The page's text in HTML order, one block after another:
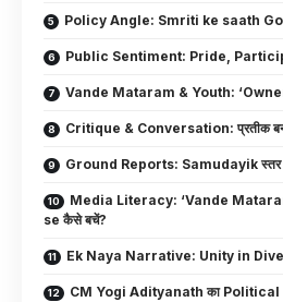
Policy Angle: Smriti ke saath
Public Sentiment: Pride,
Vande Mataram & Youth:
Critique & Conversation: प्रतीक
Ground Reports: Samudayik स्तर
Media Literacy: ‘Vande
se कैसे बचें?
Ek Naya Narrative: Unity in
CM Yogi Adityanath का